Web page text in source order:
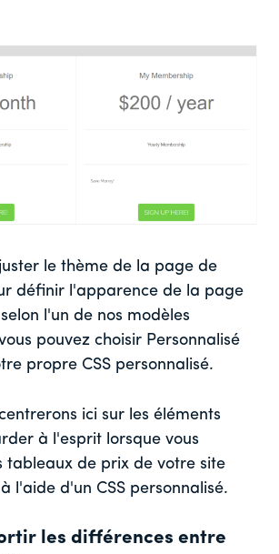
le thème de la page de
définir l'apparence de la page
l'un de nos modèles
pouvez choisir Personnalisé
propre CSS personnalisé.
ici sur les éléments
à l'esprit lorsque vous
tableaux de prix de votre site
l'aide d'un CSS personnalisé.
les différences entre